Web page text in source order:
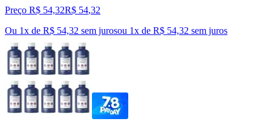
Preço R$ 54,32R$ 54,32
Ou 1x de R$ 54,32 sem jurosou 1x de R$ 54,32 sem juros